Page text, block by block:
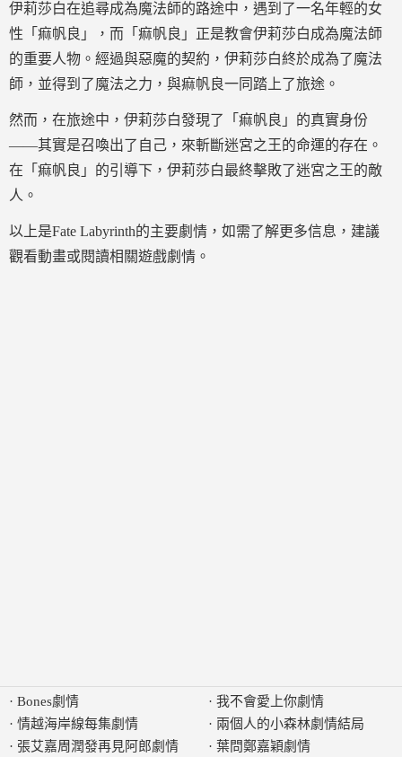
伊莉莎白在追尋成為魔法師的路途中，遇到了一名年輕的女
性「痲帆良」，而「痲帆良」正是教會伊莉莎白成為魔法師
的重要人物。經過與惡魔的契約，伊莉莎白終於成為了魔法
師，並得到了魔法之力，與痲帆良一同踏上了旅途。
然而，在旅途中，伊莉莎白發現了「痲帆良」的真實身份
——其實是召喚出了自己，來斬斷迷宮之王的命運的存在。
在「痲帆良」的引導下，伊莉莎白最終擊敗了迷宮之王的敵
人。
以上是Fate Labyrinth的主要劇情，如需了解更多信息，建議
觀看動畫或閱讀相關遊戲劇情。
· Bones劇情
· 情越海岸線每集劇情
· 張艾嘉周潤發再見阿郎劇情
· 我不會愛上你劇情
· 兩個人的小森林劇情結局
· 葉問鄭嘉穎劇情